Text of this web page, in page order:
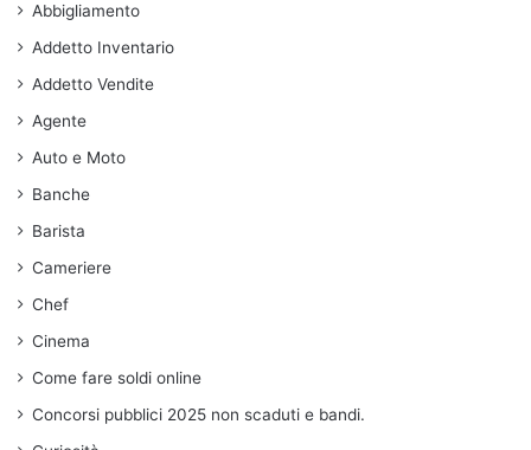
Abbigliamento
Addetto Inventario
Addetto Vendite
Agente
Auto e Moto
Banche
Barista
Cameriere
Chef
Cinema
Come fare soldi online
Concorsi pubblici 2025 non scaduti e bandi.